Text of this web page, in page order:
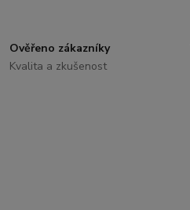
Ověřeno zákazníky
Kvalita a zkušenost